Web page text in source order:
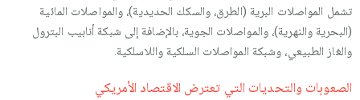
تشمل المواصلات البرية (الطرق، والسكك الحديدية)، والمواصلات المائية
(البحرية والنهرية)، والمواصلات الجوية، بالإضافة إلى شبكة أنابيب البترول
والغاز الطبيعي، وشبكة المواصلات السلكية واللاسلكية.
الصعوبات والتحديات التي تعترض الاقتصاد الأمريكي